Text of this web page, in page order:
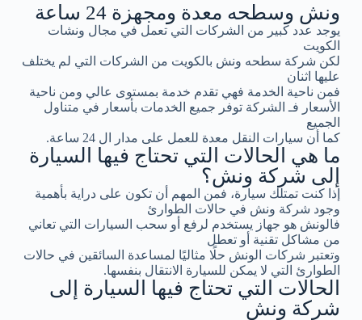
ونش وسطحه معدة ومجهزة 24 ساعة
يوجد عدد كبير من الشركات التي تعمل في مجال ونشات
الكويت
لكن شركة سطحه ونش بالكويت من الشركات التي لم يختلف
عليها اثنان
فمن ناحية الخدمة فهي تقدم خدمة بمستوى عالي ومن ناحية
الأسعار فـ الشركة توفر جميع الخدمات بأسعار في متناول
الجميع
كما أن سيارات النقل معدة للعمل على مدار ال 24 ساعة.
ما هي الحالات التي تحتاج فيها السيارة
إلى شركة ونش؟
إذا كنت تمتلك سيارة، فمن المهم أن تكون على دراية بأهمية
وجود شركة ونش في حالات الطوارئ
فالونش هو جهاز يستخدم لرفع أو سحب السيارات التي تعاني
من مشاكل تقنية أو تعطل
وتعتبر شركات الونش حلًا مثاليًا لمساعدة السائقين في حالات
الطوارئ التي لا يمكن للسيارة الانتقال بنفسها.
الحالات التي تحتاج فيها السيارة إلى
شركة ونش